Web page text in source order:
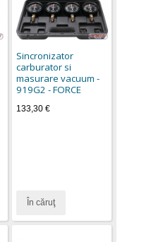
Sincronizator
carburator si
masurare vacuum -
919G2 - FORCE
133,30 €
În căruţ